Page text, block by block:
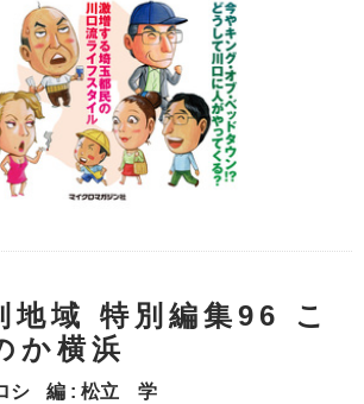
地域 特別編集96 こ
か横浜
シ 編 : 松立 学